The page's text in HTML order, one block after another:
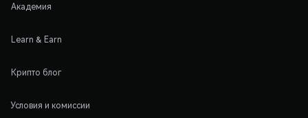
Академия
Learn & Earn
Крипто блог
Условия и комиссии